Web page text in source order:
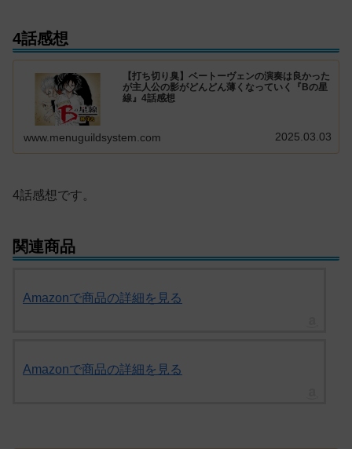
4話感想
【打ち切り臭】ベートーヴェンの演奏は良かった
が主人公の影がどんどん薄くなっていく『Bの星
線』4話感想
www.menuguildsystem.com 2025.03.03
4話感想です。
関連商品
Amazonで商品の詳細を見る
Amazonで商品の詳細を見る